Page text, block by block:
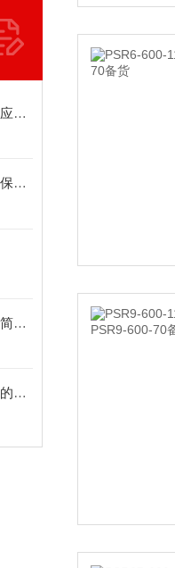
ABB软起动器的科学原理以及在实际应用中的表现
简述ABB软起动器的一些常见电动机保护功能
ABB软起动器的安装和设置过程相对简单快捷
提升设备寿命：ABB软起动器对电机的保护效果